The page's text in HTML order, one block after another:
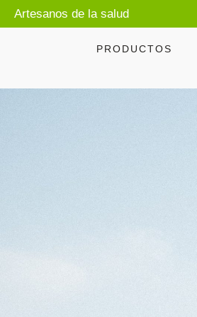
Artesanos de la salud
PRODUCTOS